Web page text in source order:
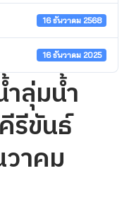
16 ธันวาคม 2568
16 ธันวาคม 2025
ลุ่มน้ำ
รีขันธ์
าคม